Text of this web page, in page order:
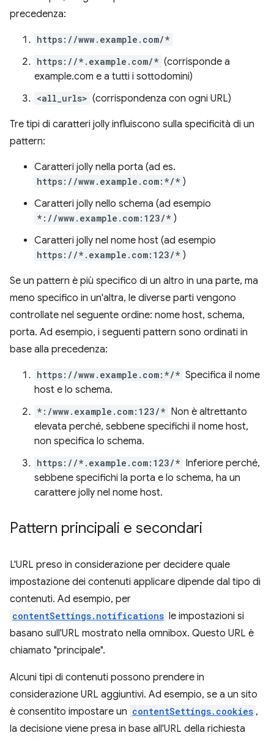
precedenza:
https://www.example.com/*
https://*.example.com/* (corrisponde a
example.com e a tutti i sottodomini)
<all_urls> (corrispondenza con ogni URL)
Tre tipi di caratteri jolly influiscono sulla specificità di un
pattern:
Caratteri jolly nella porta (ad es.
https://www.example.com:*/* )
Caratteri jolly nello schema (ad esempio
*://www.example.com:123/* )
Caratteri jolly nel nome host (ad esempio
https://*.example.com:123/* )
Se un pattern è più specifico di un altro in una parte, ma
meno specifico in un'altra, le diverse parti vengono
controllate nel seguente ordine: nome host, schema,
porta. Ad esempio, i seguenti pattern sono ordinati in
base alla precedenza:
https://www.example.com:*/* Specifica il nome
host e lo schema.
*:/www.example.com:123/* Non è altrettanto
elevata perché, sebbene specifichi il nome host,
non specifica lo schema.
https://*.example.com:123/* Inferiore perché,
sebbene specifichi la porta e lo schema, ha un
carattere jolly nel nome host.
Pattern principali e secondari
L'URL preso in considerazione per decidere quale
impostazione dei contenuti applicare dipende dal tipo di
contenuti. Ad esempio, per
contentSettings.notifications le impostazioni si
basano sull'URL mostrato nella omnibox. Questo URL è
chiamato "principale".
Alcuni tipi di contenuti possono prendere in
considerazione URL aggiuntivi. Ad esempio, se a un sito
è consentito impostare un contentSettings.cookies ,
la decisione viene presa in base all'URL della richiesta